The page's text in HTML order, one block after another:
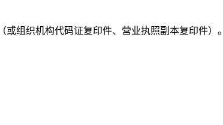
组织机构代码证复印件、营业执照副本复印件）。